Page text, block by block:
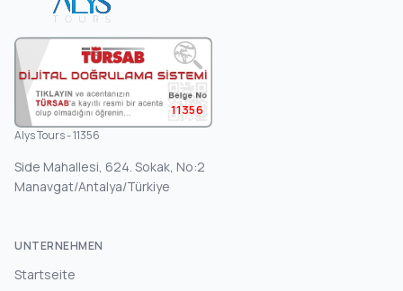
11356
Alys Tours - 11356
Side Mahallesi, 624. Sokak, No:2
Manavgat/Antalya/Türkiye
UNTERNEHMEN
Startseite